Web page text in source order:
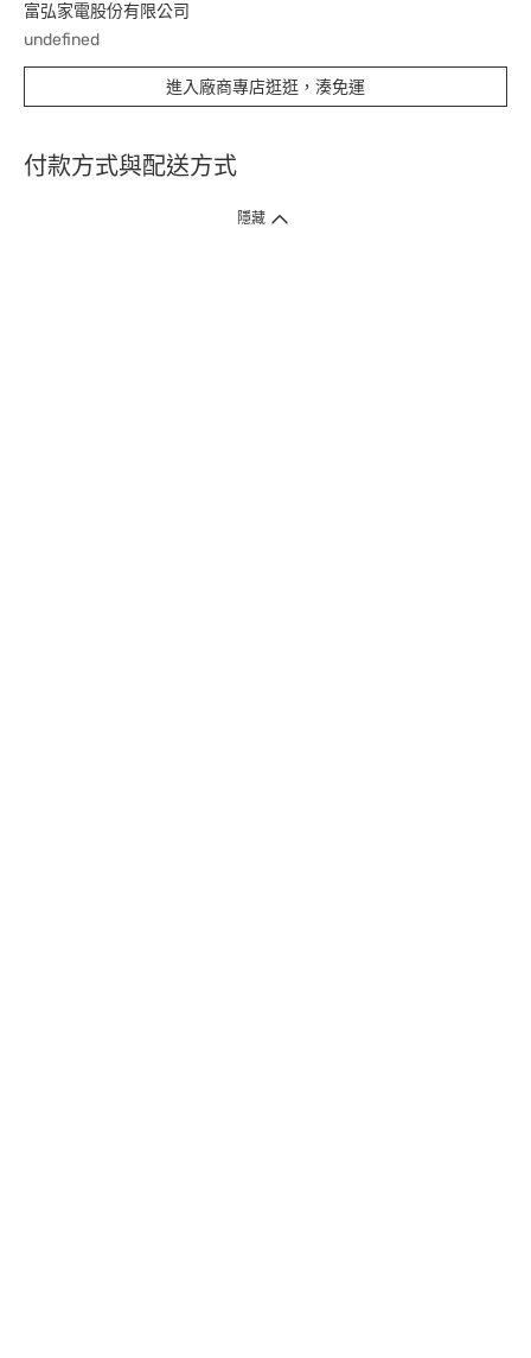
富弘家電股份有限公司
undefined
進入廠商專店逛逛，湊免運
付款方式與配送方式
隱藏